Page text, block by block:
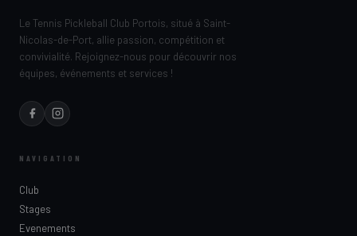
Le Tennis Pickleball Club Portois, situé à Saint-
Nicolas-de-Port, allie passion, compétition et
convivialité. Rejoignez-nous pour découvrir nos
équipes, événements et services !
NAVIGATION
Club
Stages
Evenements